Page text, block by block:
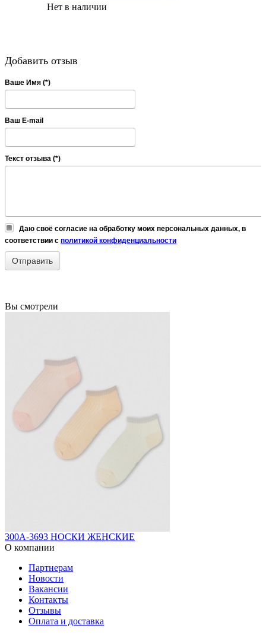
Нет в наличии
Добавить отзыв
Ваше Имя (*)
Ваш E-mail
Текст отзыва (*)
Даю своё согласие на обработку моих персональных данных, в
соответствии с политикой конфиденциальности
Вы смотрели
300A-3693 НОСКИ ЖЕНСКИЕ
О компании
Партнерам
Новости
Вакансии
Контакты
Отзывы
Оплата и доставка